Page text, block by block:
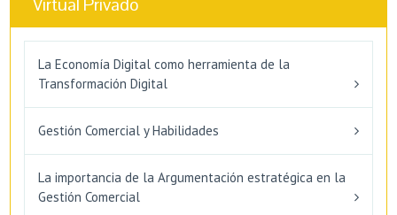
La Economía Digital como herramienta de la
Transformación Digital
Gestión Comercial y Habilidades
La importancia de la Argumentación estratégica en la
Gestión Comercial